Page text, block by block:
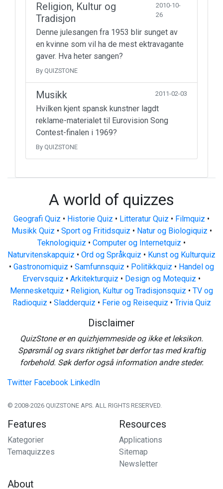
Religion, Kultur og
Tradisjon
2010-10-
26
Denne julesangen fra 1953 blir sunget av
en kvinne som vil ha de mest ektravagante
gaver. Hva heter sangen?
By QUIZSTONE
Musikk 2011-02-03
Hvilken kjent spansk kunstner lagdt
reklame-materialet til Eurovision Song
Contest-finalen i 1969?
By QUIZSTONE
A world of quizzes
Geografi Quiz • Historie Quiz • Litteratur Quiz • Filmquiz •
Musikk Quiz • Sport og Fritidsquiz • Natur og Biologiquiz •
Teknologiquiz • Computer og Internetquiz •
Naturvitenskapquiz • Ord og Språkquiz • Kunst og Kulturquiz
• Gastronomiquiz • Samfunnsquiz • Politikkquiz • Handel og
Ervervsquiz • Arkitekturquiz • Design og Motequiz •
Mennesketquiz • Religion, Kultur og Tradisjonsquiz • TV og
Radioquiz • Sladderquiz • Ferie og Reisequiz • Trivia Quiz
Disclaimer
QuizStone er en quizhjemmeside og ikke et leksikon.
Spørsmål og svars riktighet bør derfor tas med kraftig
forbehold. Søk derfor også information andre steder.
Twitter Facebook LinkedIn
© 2008-2026 QUIZSTONE APS. ALL RIGHTS RESERVED.
Features
Kategorier
Temaquizzes
Resources
Applications
Sitemap
Newsletter
About